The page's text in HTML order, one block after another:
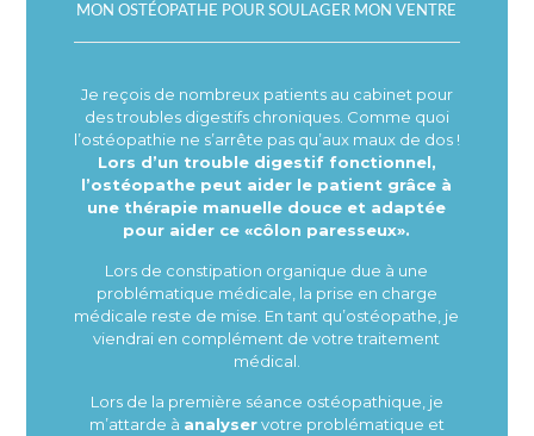
MON OSTÉOPATHE POUR SOULAGER MON VENTRE
Je reçois de nombreux patients au cabinet pour
des troubles digestifs chroniques. Comme quoi
l’ostéopathie ne s’arrête pas qu’aux maux de dos !
Lors d’un trouble digestif fonctionnel,
l’ostéopathe peut aider le patient grâce à
une thérapie manuelle douce et adaptée
pour aider ce «côlon paresseux».
Lors de constipation organique due à une
problématique médicale, la prise en charge
médicale reste de mise. En tant qu’ostéopathe, je
viendrai en complément de votre traitement
médical.
Lors de la première séance ostéopathique, je
m’attarde à analyservotre problématique et